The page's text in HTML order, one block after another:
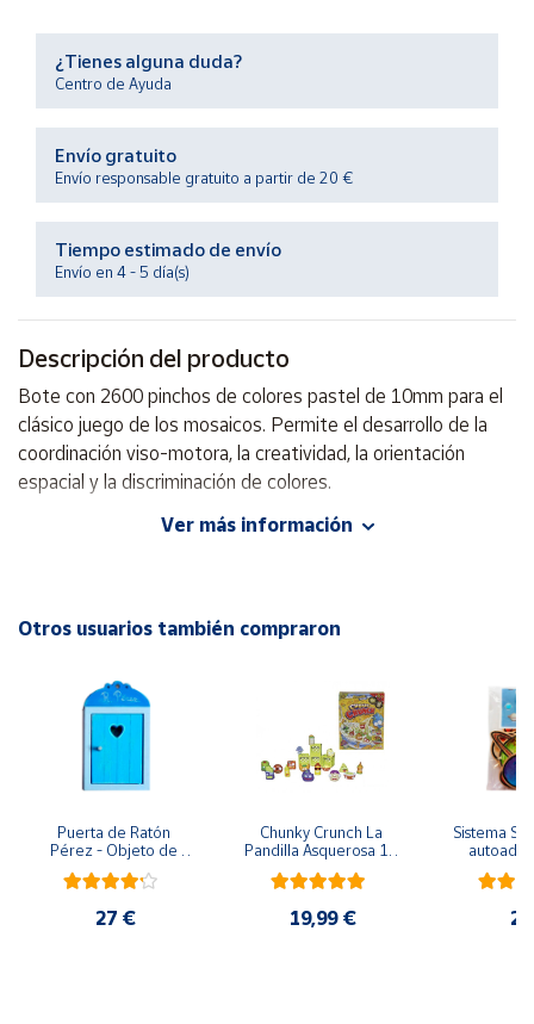
Ayuda
Centro
de ayuda
Contacto
Vendedores
vendedores
Hazte
Área
vendedor
cliente
Ubicación
Península
Canarias,
Ceuta y
¿Tienes alguna duda?
Centro de Ayuda
Envío gratuito
Envío responsable gratuito a partir de 20 €
Tiempo estimado de envío
Envío en 4 - 5 día(s)
Descripción del producto
Bote con 2600 pinchos de colores pastel de 10mm para el
clásico juego de los mosaicos. Permite el desarrollo de la
coordinación viso-motora, la creatividad, la orientación
espacial y la discriminación de colores.
No recomendable para niños menores de 3 años. Contiene
Ver más información
Otros usuarios también compraron
Puerta de Ratón
Pérez - Objeto de
madera
27 €
Chunky Crunch La
Pandilla Asquerosa 16
piezas
19,99 €
Sistema